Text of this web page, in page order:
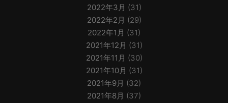
2022年3月 (31)
2022年2月 (29)
2022年1月 (31)
2021年12月 (31)
2021年11月 (30)
2021年10月 (31)
2021年9月 (32)
2021年8月 (37)